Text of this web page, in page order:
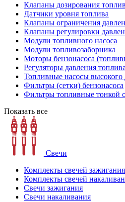
Клапаны дозирования
Датчики уровня топлива
Клапаны ограничения
Клапаны регулировки
Модули топливного насоса
Модули топливозаборника
Моторы бензонасоса
Регуляторы давления топлива
Топливные насосы
Фильтры (сетки) бензонасоса
Фильтры топливные тонкой
Показать все
Свечи
Комплекты свечей зажигания
Комплекты свечей
Свечи зажигания
Свечи накаливания